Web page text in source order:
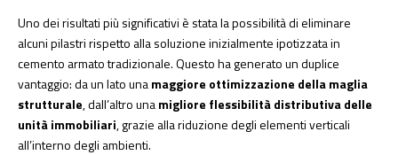
Uno dei risultati più significativi è stata la possibilità di eliminare
alcuni pilastri rispetto alla soluzione inizialmente ipotizzata in
cemento armato tradizionale. Questo ha generato un duplice
vantaggio: da un lato unamaggiore ottimizzazione della maglia
strutturale, dall’altro unamigliore flessibilità distributiva delle
unità immobiliari, grazie alla riduzione degli elementi verticali
all’interno degli ambienti.